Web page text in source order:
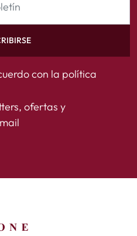
con la política
ofertas y